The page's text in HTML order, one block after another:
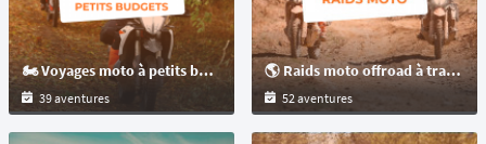
🏍️ Voyages moto à petits budgets : raids et randonnées moto
39 aventures
🌎 Raids moto offroad à travers le monde pour les motos : trails et maxitrails !
52 aventures